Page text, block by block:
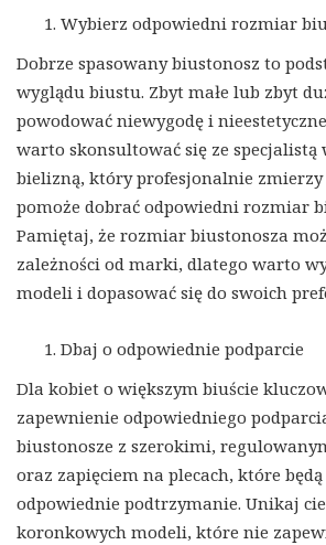
Wybierz odpowiedni rozmiar
Dobrze spasowany biustonosz to
wyglądu biustu. Zbyt małe lub zbyt
powodować niewygodę i
warto skonsultować się ze specjalistą
bielizną, który profesjonalnie
pomoże dobrać odpowiedni rozmiar
Pamiętaj, że rozmiar biustonosza
zależności od marki, dlatego warto
modeli i dopasować się do swoich
Dbaj o odpowiednie podparcie
Dla kobiet o większym biuście
zapewnienie odpowiedniego
biustonosze z szerokimi,
oraz zapięciem na plecach, które
odpowiednie podtrzymanie. Unikaj
koronkowych modeli, które nie